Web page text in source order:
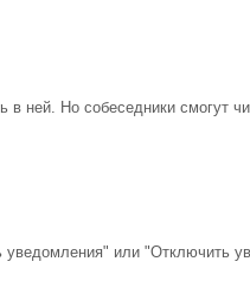
ней. Но собеседники смогут
или "Отключить